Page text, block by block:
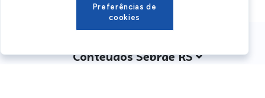
Conteúdos Sebrae RS
Preferências de
cookies